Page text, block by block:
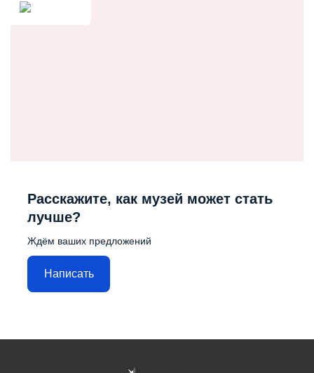
Расскажите, как музей может стать
лучше?
Ждём ваших предложений
Написать